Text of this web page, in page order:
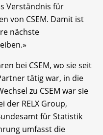
Verständnis für
von CSEM. Damit ist
nächste
bei CSEM, wo sie seit
tätig war, in die
zu CSEM war sie
der RELX Group,
für Statistik
umfasst die